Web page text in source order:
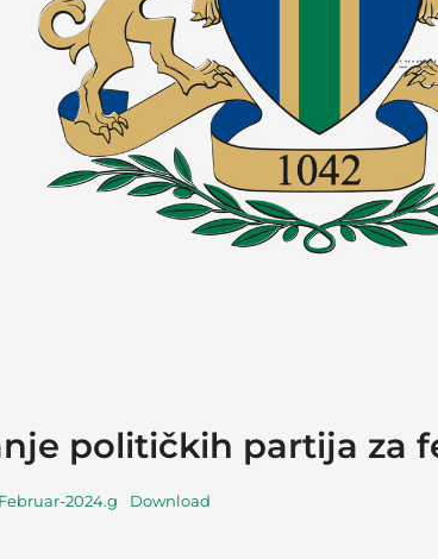
političkih partija za
2024.g Download